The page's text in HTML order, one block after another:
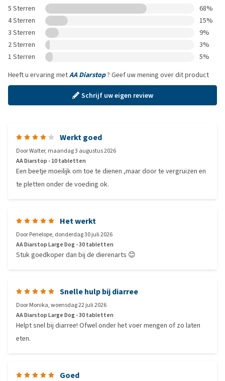
5 Sterren
68%
4 Sterren
15%
3 Sterren
9%
2 Sterren
3%
1 Sterren
5%
Heeft u ervaring metAA Diarstop? Geef uw mening over dit product
Schrijf uw eigen review
Werkt goed
DoorWalter, maandag 3 augustus 2026
AA Diarstop - 10 tabletten
Een beetje moeilijk om toe te dienen ,maar door te vergruizen en
te pletten onder de voeding ok.
Het werkt
DoorPenelope, donderdag 30 juli 2026
AA Diarstop Large Dog - 30 tabletten
Stuk goedkoper dan bij de dierenarts 😊
Snelle hulp bij diarree
DoorMonika,woensdag 22 juli 2026
AA Diarstop Large Dog - 30 tabletten
Helpt snel bij diarree! Ofwel onder het voer mengen of zo laten
eten.
Goed